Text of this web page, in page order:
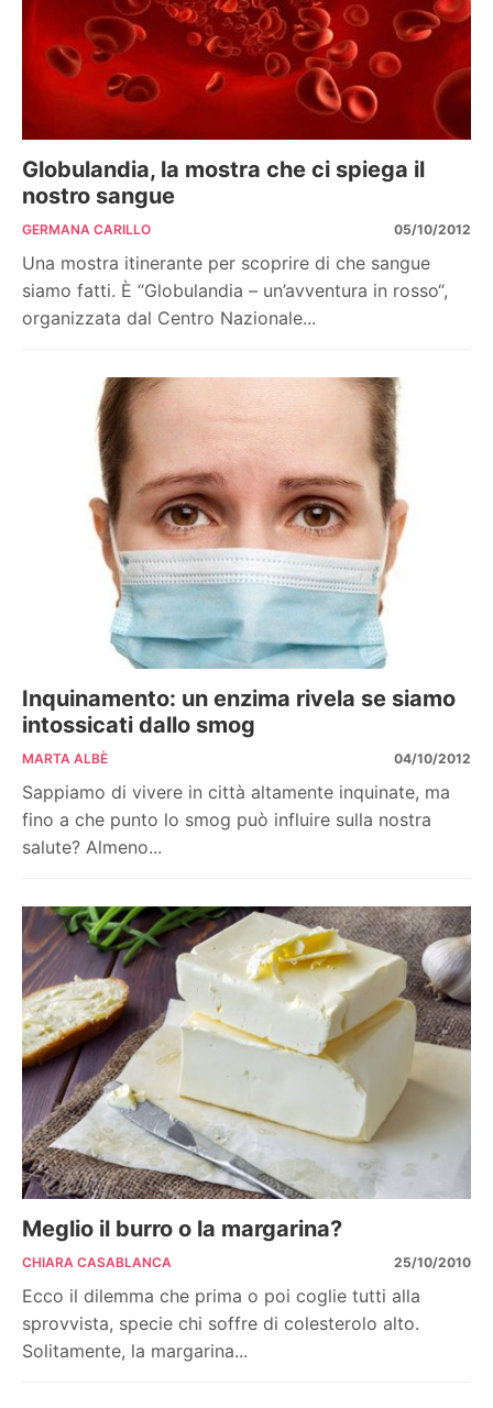
Globulandia, la mostra che ci spiega il
nostro sangue
GERMANA CARILLO 05/10/2012
Una mostra itinerante per scoprire di che sangue
siamo fatti. È “Globulandia – un’avventura in rosso“,
organizzata dal Centro Nazionale...
Inquinamento: un enzima rivela se siamo
intossicati dallo smog
MARTA ALBÈ 04/10/2012
Sappiamo di vivere in città altamente inquinate, ma
fino a che punto lo smog può influire sulla nostra
salute? Almeno...
Meglio il burro o la margarina?
CHIARA CASABLANCA 25/10/2010
Ecco il dilemma che prima o poi coglie tutti alla
sprovvista, specie chi soffre di colesterolo alto.
Solitamente, la margarina...